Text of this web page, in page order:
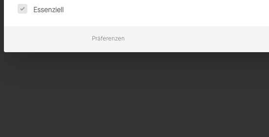
Es folgt eine Liste der Service-Gruppen, für die eine Einwilligung
Essenziell
Präferenzen